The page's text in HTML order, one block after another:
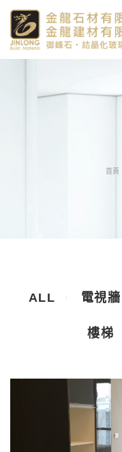
首頁
ALL 電視牆
樓梯